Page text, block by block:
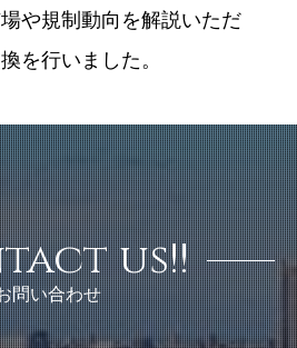
や規制動向を解説いただ
を行いました。
us!!
問い合わせ